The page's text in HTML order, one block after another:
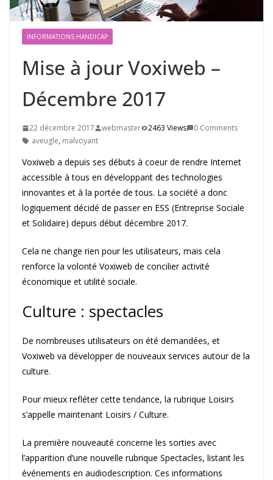
INFORMATIONS HANDICAP
Mise à jour Voxiweb –
Décembre 2017
22 décembre 2017 webmaster 2463 Views
0 Comments
aveugle, malvoyant
Voxiweb a depuis ses débuts à coeur de rendre Internet
accessible à tous en développant des technologies
innovantes et à la portée de tous. La société a donc
logiquement décidé de passer en ESS (Entreprise Sociale
et Solidaire) depuis début décembre 2017.
Cela ne change rien pour les utilisateurs, mais cela
renforce la volonté Voxiweb de concilier activité
économique et utilité sociale.
Culture : spectacles
De nombreuses utilisateurs on été demandées, et
Voxiweb va développer de nouveaux services autour de la
culture.
Pour mieux refléter cette tendance, la rubrique Loisirs
s’appelle maintenant Loisirs / Culture.
La première nouveauté concerne les sorties avec
l’apparition d’une nouvelle rubrique Spectacles, listant les
événements en audiodescription. Ces informations